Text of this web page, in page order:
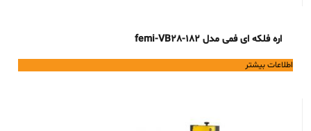
اره فلکه ای فمی مدل femi-VB28-182
اطلاعات بیشتر